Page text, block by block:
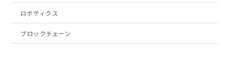
ロボティクス
ブロックチェーン